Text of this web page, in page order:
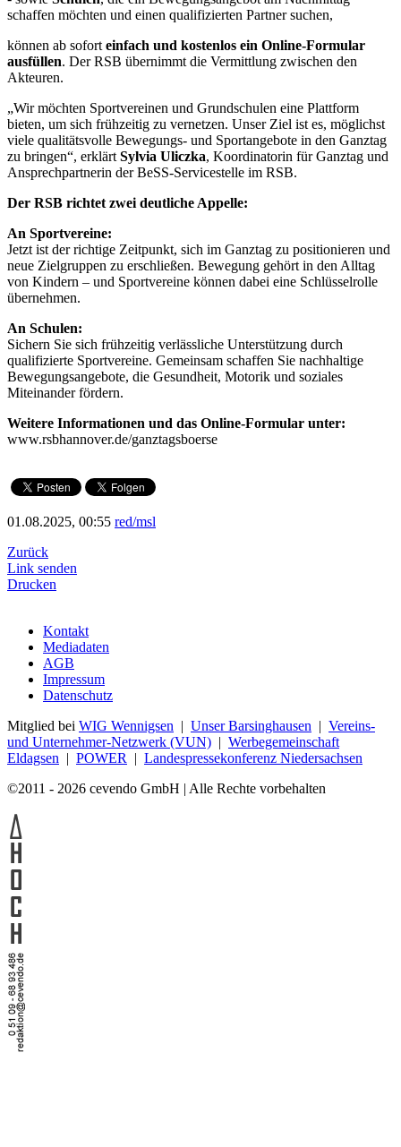
schaffen möchten und einen qualifizierten Partner suchen,
können ab sofort einfach und kostenlos ein Online-Formular
ausfüllen. Der RSB übernimmt die Vermittlung zwischen den
Akteuren.
„Wir möchten Sportvereinen und Grundschulen eine Plattform
bieten, um sich frühzeitig zu vernetzen. Unser Ziel ist es, möglichst
viele qualitätsvolle Bewegungs- und Sportangebote in den Ganztag
zu bringen“, erklärt Sylvia Uliczka, Koordinatorin für Ganztag und
Ansprechpartnerin der BeSS-Servicestelle im RSB.
Der RSB richtet zwei deutliche Appelle:
An Sportvereine:
Jetzt ist der richtige Zeitpunkt, sich im Ganztag zu positionieren und
neue Zielgruppen zu erschließen. Bewegung gehört in den Alltag
von Kindern – und Sportvereine können dabei eine Schlüsselrolle
übernehmen.
An Schulen:
Sichern Sie sich frühzeitig verlässliche Unterstützung durch
qualifizierte Sportvereine. Gemeinsam schaffen Sie nachhaltige
Bewegungsangebote, die Gesundheit, Motorik und soziales
Miteinander fördern.
Weitere Informationen und das Online-Formular unter:
www.rsbhannover.de/ganztagsboerse
01.08.2025, 00:55 red/msl
Zurück
Link senden
Drucken
Kontakt
Mediadaten
AGB
Impressum
Datenschutz
Mitglied bei WIG Wennigsen | Unser Barsinghausen | Vereins-
und Unternehmer-Netzwerk (VUN) | Werbegemeinschaft
Eldagsen | POWER | Landespressekonferenz Niedersachsen
©2011 - 2026 cevendo GmbH | Alle Rechte vorbehalten